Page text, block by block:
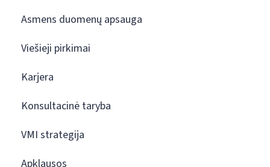
Asmens duomenų apsauga
Viešieji pirkimai
Karjera
Konsultacinė taryba
VMI strategija
Apklausos